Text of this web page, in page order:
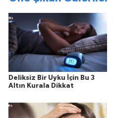
Deliksiz Bir Uyku İçin Bu 3
Altın Kurala Dikkat